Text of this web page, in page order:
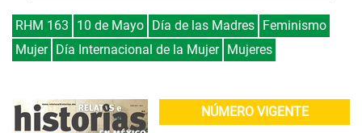
RHM 163 10 de Mayo Día de las Madres Feminismo
Mujer Día Internacional de la Mujer Mujeres
NÚMERO VIGENTE